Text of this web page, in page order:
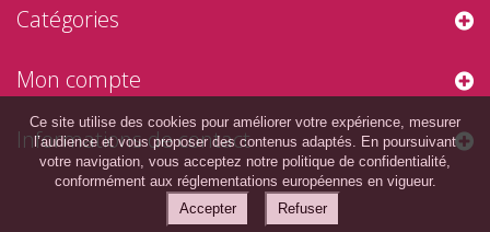
Catégories
Mon compte
Informations de contact
Ce site utilise des cookies pour améliorer votre expérience, mesurer
l’audience et vous proposer des contenus adaptés. En poursuivant
votre navigation, vous acceptez notre politique de confidentialité,
conformément aux réglementations européennes en vigueur.
Accepter
Refuser